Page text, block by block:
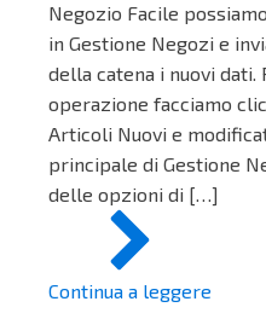
Negozio Facile
in Gestione Negozi e
della catena i nuovi
operazione facciamo
Articoli Nuovi e
principale di Gestione
delle opzioni di […]
Continua a leggere